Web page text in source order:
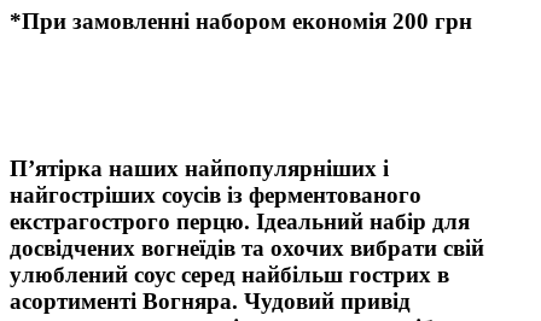
*При замовленні набором економія 200 грн
П’ятірка наших найпопулярніших і
найгостріших соусів із ферментованого
екстрагострого перцю. Ідеальний набір для
досвідчених вогнеїдів та охочих вибрати свій
улюблений соус серед найбільш гострих в
асортименті Вогняра. Чудовий привід